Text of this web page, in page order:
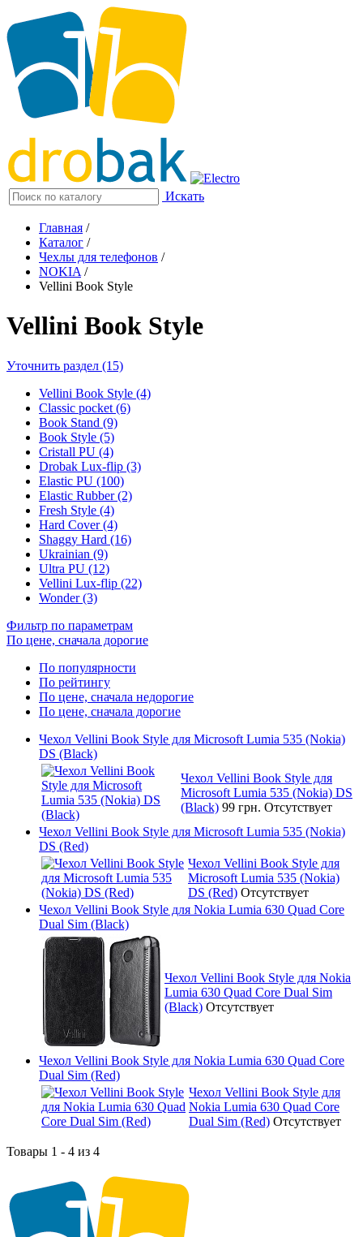
Искать
Главная /
Каталог /
Чехлы для телефонов /
NOKIA /
Vellini Book Style
Vellini Book Style
Уточнить раздел (15)
Vellini Book Style (4)
Classic pocket (6)
Book Stand (9)
Book Style (5)
Cristall PU (4)
Drobak Lux-flip (3)
Elastic PU (100)
Elastic Rubber (2)
Fresh Style (4)
Hard Cover (4)
Shaggy Hard (16)
Ukrainian (9)
Ultra PU (12)
Vellini Lux-flip (22)
Wonder (3)
Фильтр по параметрам
По цене, сначала дорогие
По популярности
По рейтингу
По цене, сначала недорогие
По цене, сначала дорогие
Чехол Vellini Book Style для Microsoft Lumia 535 (Nokia)
DS (Black)
Чехол Vellini Book Style для
Microsoft Lumia 535 (Nokia) DS
(Black) 99 грн. Отсутствует
Чехол Vellini Book Style для Microsoft Lumia 535 (Nokia)
DS (Red)
Чехол Vellini Book Style для
Microsoft Lumia 535 (Nokia)
DS (Red) Отсутствует
Чехол Vellini Book Style для Nokia Lumia 630 Quad Core
Dual Sim (Black)
Чехол Vellini Book Style для Nokia
Lumia 630 Quad Core Dual Sim
(Black) Отсутствует
Чехол Vellini Book Style для Nokia Lumia 630 Quad Core
Dual Sim (Red)
Чехол Vellini Book Style для
Nokia Lumia 630 Quad Core
Dual Sim (Red) Отсутствует
Товары 1 - 4 из 4